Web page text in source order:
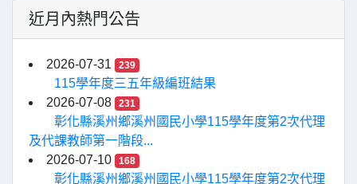
近月內熱門公告
2026-07-31 239
115學年度三五年級編班結果
2026-07-08
231
彰化縣溪州鄉溪州國民小學115學年度第2次代理
及代課教師第一階段...
2026-07-10
168
彰化縣溪州鄉溪州國民小學115學年度第2次代理